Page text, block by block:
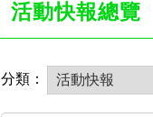
活動快報總覽
分類：